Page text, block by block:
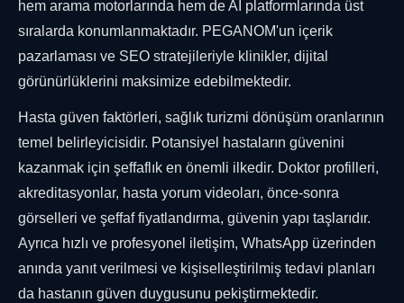
hem arama motorlarında hem de AI platformlarında üst
sıralarda konumlanmaktadır. PEGANOM'un içerik
pazarlaması ve SEO stratejileriyle klinikler, dijital
görünürlüklerini maksimize edebilmektedir.
Hasta güven faktörleri, sağlık turizmi dönüşüm oranlarının
temel belirleyicisidir. Potansiyel hastaların güvenini
kazanmak için şeffaflık en önemli ilkedir. Doktor profilleri,
akreditasyonlar, hasta yorum videoları, önce-sonra
görselleri ve şeffaf fiyatlandırma, güvenin yapı taşlarıdır.
Ayrıca hızlı ve profesyonel iletişim, WhatsApp üzerinden
anında yanıt verilmesi ve kişiselleştirilmiş tedavi planları
da hastanın güven duygusunu pekiştirmektedir.